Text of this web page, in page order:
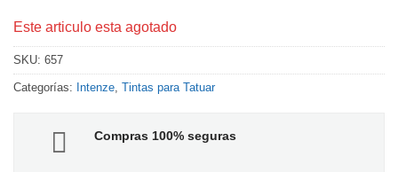
Este articulo esta agotado
SKU: 657
Categorías: Intenze Tintas para Tatuar
Compras 100% seguras